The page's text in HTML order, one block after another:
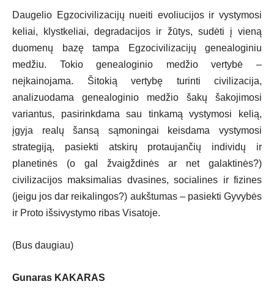
Daugelio Egzocivilizacijų nueiti evoliucijos ir vystymosi
keliai, klystkeliai, degradacijos ir žūtys, sudėti į vieną
duomenų bazę tampa Egzocivilizacijų genealoginiu
medžiu. Tokio genealoginio medžio vertybė –
neįkainojama. Šitokią vertybę turinti civilizacija,
analizuodama genealoginio medžio šakų šakojimosi
variantus, pasirinkdama sau tinkamą vystymosi kelią,
įgyja realų šansą sąmoningai keisdama vystymosi
strategiją, pasiekti atskirų protaujančių individų ir
planetinės (o gal žvaigždinės ar net galaktinės?)
civilizacijos maksimalias dvasines, socialines ir fizines
(jeigu jos dar reikalingos?) aukštumas – pasiekti Gyvybės
ir Proto išsivystymo ribas Visatoje.
(Bus daugiau)
Gunaras KAKARAS